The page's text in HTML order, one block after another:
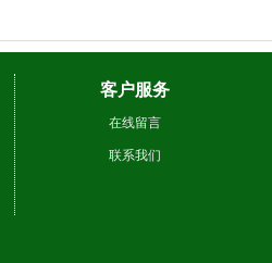
客户服务
在线留言
联系我们